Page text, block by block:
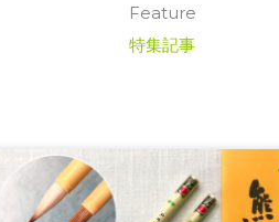
Feature
特集記事